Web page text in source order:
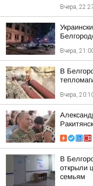
Вчера,
Вчера,
В
Вчера,
В
открыли
семьям